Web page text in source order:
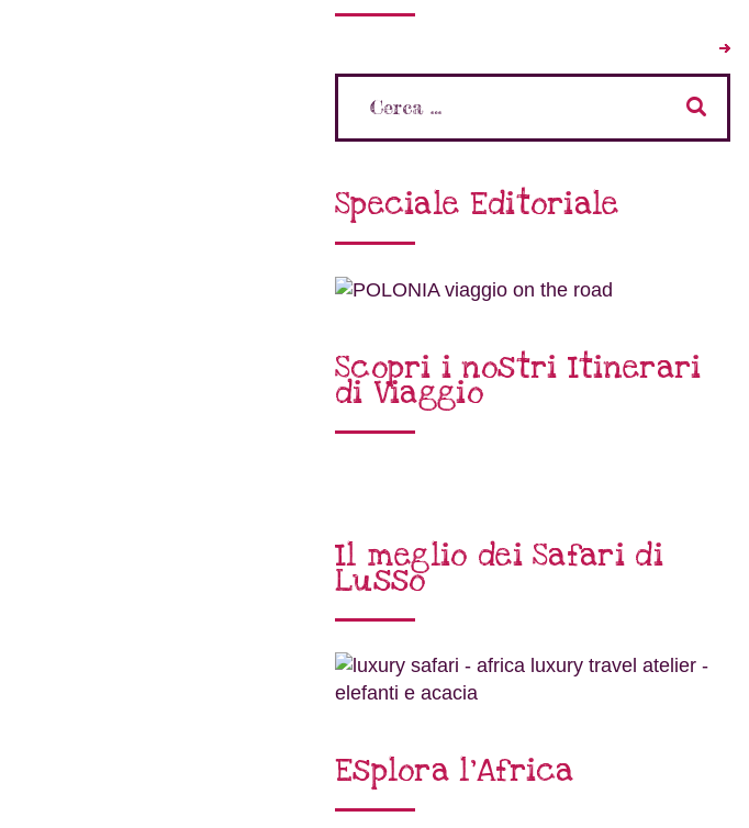
Speciale Editoriale
Scopri i nostri Itinerari
di Viaggio
Il meglio dei Safari di
Lusso
Esplora l’Africa